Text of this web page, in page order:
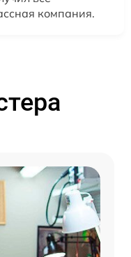
компания.